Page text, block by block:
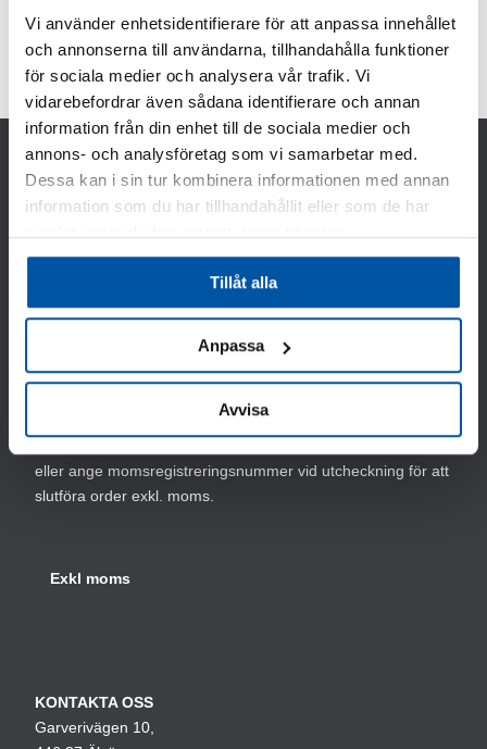
Vi använder enhetsidentifierare för att anpassa innehållet
och annonserna till användarna, tillhandahålla funktioner
för sociala medier och analysera vår trafik. Vi
vidarebefordrar även sådana identifierare och annan
information från din enhet till de sociala medier och
annons- och analysföretag som vi samarbetar med.
Dessa kan i sin tur kombinera informationen med annan
information som du har tillhandahållit eller som de har
Tillåt alla
Anpassa
Avvisa
NORDISK RÖRMÄRKNING AB
Nordisk Rörmärkning AB tillverkar och säljer rörmärkning till
grossister främst i norden, men även i Europa.
© 2025 Nordisk Rörmärkning AB. All Rights Reserved.
se priser med eller utan moms.
eller ange momsregistreringsnummer vid utcheckning för att
slutföra order exkl. moms.
KONTAKTA OSS
Garverivägen 10,